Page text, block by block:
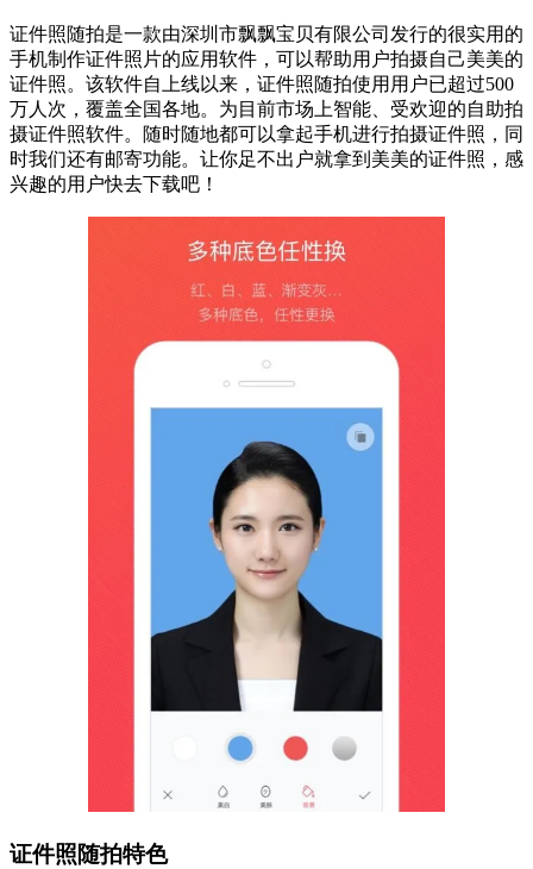
证件照随拍是一款由深圳市飘飘宝贝有限公司发行的很实用的
手机制作证件照片的应用软件，可以帮助用户拍摄自己美美的
证件照。该软件自上线以来，证件照随拍使用用户已超过500
万人次，覆盖全国各地。为目前市场上智能、受欢迎的自助拍
摄证件照软件。随时随地都可以拿起手机进行拍摄证件照，同
时我们还有邮寄功能。让你足不出户就拿到美美的证件照，感
兴趣的用户快去下载吧！
证件照随拍特色